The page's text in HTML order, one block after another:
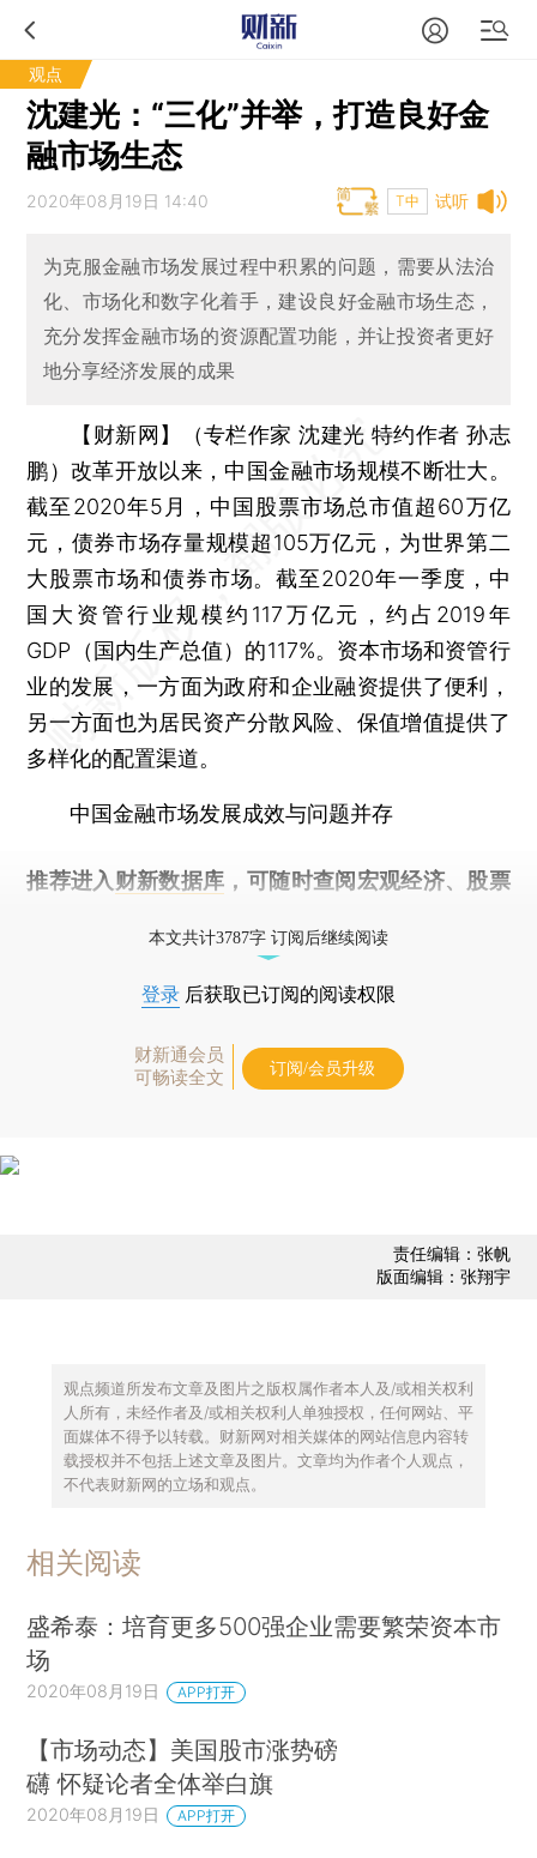
观点
​沈建光：“三化”并举，打造良好金
融市场生态
试听
2020年08月19日 14:40 T中
为克服金融市场发展过程中积累的问题，需要从法治
化、市场化和数字化着手，建设良好金融市场生态，
充分发挥金融市场的资源配置功能，并让投资者更好
地分享经济发展的成果
【财新网】（专栏作家 沈建光 特约作者 孙志
鹏）改革开放以来，中国金融市场规模不断壮大。
截至2020年5月，中国股票市场总市值超60万亿
元，债券市场存量规模超105万亿元，为世界第二
大股票市场和债券市场。截至2020年一季度，中
国大资管行业规模约117万亿元，约占2019年
GDP（国内生产总值）的117%。资本市场和资管行
业的发展，一方面为政府和企业融资提供了便利，
另一方面也为居民资产分散风险、保值增值提供了
多样化的配置渠道。
中国金融市场发展成效与问题并存
推荐进入 财新数据库 ，可随时查阅宏观经济、股票
本文共计3787字 订阅后继续阅读
登录 后获取已订阅的阅读权限
财新通会员
可畅读全文
订阅/会员升级
责任编辑：张帆
版面编辑：张翔宇
观点频道所发布文章及图片之版权属作者本人及/或相关权利
人所有，未经作者及/或相关权利人单独授权，任何网站、平
面媒体不得予以转载。财新网对相关媒体的网站信息内容转
载授权并不包括上述文章及图片。文章均为作者个人观点，
不代表财新网的立场和观点。
相关阅读
盛希泰：培育更多500强企业需要繁荣资本市
场
2020年08月19日 APP打开
【市场动态】美国股市涨势磅
礴 怀疑论者全体举白旗
2020年08月19日 APP打开